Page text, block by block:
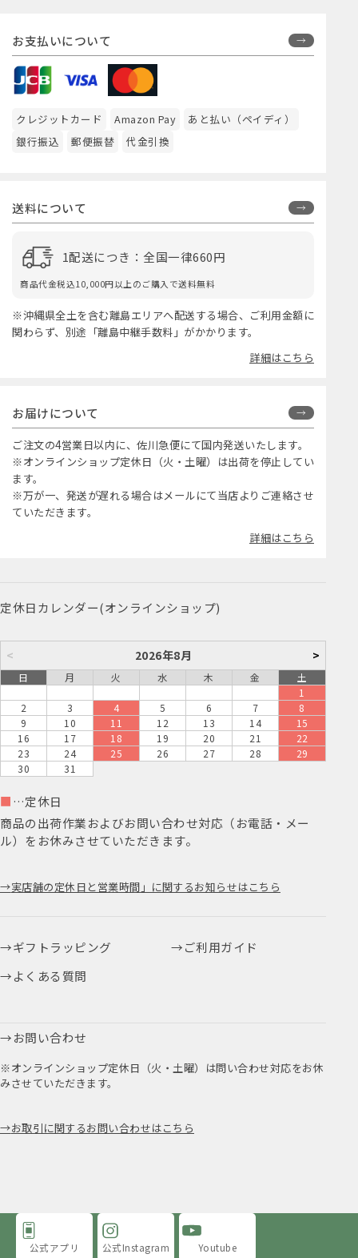
お支払いについて
クレジットカード Amazon Pay
あと払い（ペイディ）
銀行振込
郵便振替 代金引換
送料について
1配送につき：全国一律660円
商品代金税込10,000円以上のご購入で送料無料
※沖縄県全土を含む離島エリアへ配送する場合、ご利用金額に
関わらず、別途「離島中継手数料」がかかります。
詳細はこちら
お届けについて
ご注文の4営業日以内に、佐川急便にて国内発送いたします。
※オンラインショップ定休日（火・土曜）は出荷を停止してい
ます。
※万が一、発送が遅れる場合はメールにて当店よりご連絡させ
ていただきます。
詳細はこちら
定休日カレンダー(オンラインショップ)
< 2026年8月 >
日 月 火 水 木 金
土
1
2
3 4 5 6 7
8
9
10 11 12 13 14
15
16
17 18 19 20 21
22
23
24 25 26 27 28
29
30
31
■ …定休日
商品の出荷作業およびお問い合わせ対応（お電話・メー
ル）をお休みさせていただきます。
実店舗の定休日と営業時間」に関するお知らせはこちら
ギフトラッピング
ご利用ガイド
よくある質問
お問い合わせ
※オンラインショップ定休日（火・土曜）は問い合わせ対応をお休
みさせていただきます。
お取引に関するお問い合わせはこちら
公式アプリ 公式Instagram Youtube